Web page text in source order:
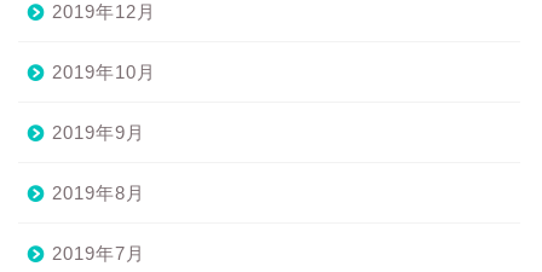
2019年12月
2019年10月
2019年9月
2019年8月
2019年7月